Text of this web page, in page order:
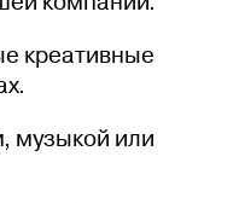
креативные
музыкой или